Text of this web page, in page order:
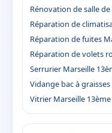
Rénovation de salle
Réparation de
Réparation de fuites
Réparation de volets
Serrurier Marseille
Vidange bac à
Vitrier Marseille 13ème